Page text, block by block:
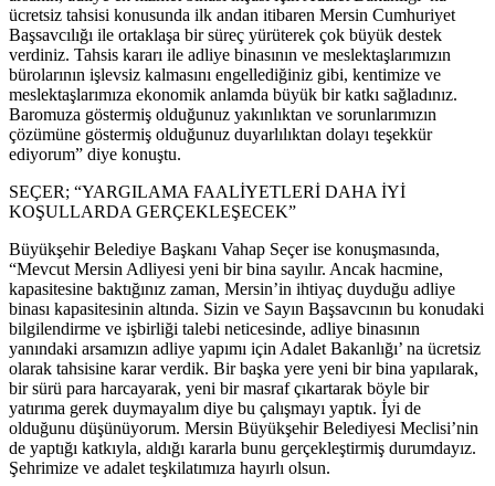
ücretsiz tahsisi konusunda ilk andan itibaren Mersin Cumhuriyet
Başsavcılığı ile ortaklaşa bir süreç yürüterek çok büyük destek
verdiniz. Tahsis kararı ile adliye binasının ve meslektaşlarımızın
bürolarının işlevsiz kalmasını engellediğiniz gibi, kentimize ve
meslektaşlarımıza ekonomik anlamda büyük bir katkı sağladınız.
Baromuza göstermiş olduğunuz yakınlıktan ve sorunlarımızın
çözümüne göstermiş olduğunuz duyarlılıktan dolayı teşekkür
ediyorum” diye konuştu.
SEÇER; “YARGILAMA FAALİYETLERİ DAHA İYİ
KOŞULLARDA GERÇEKLEŞECEK”
Büyükşehir Belediye Başkanı Vahap Seçer ise konuşmasında,
“Mevcut Mersin Adliyesi yeni bir bina sayılır. Ancak hacmine,
kapasitesine baktığınız zaman, Mersin’in ihtiyaç duyduğu adliye
binası kapasitesinin altında. Sizin ve Sayın Başsavcının bu konudaki
bilgilendirme ve işbirliği talebi neticesinde, adliye binasının
yanındaki arsamızın adliye yapımı için Adalet Bakanlığı’ na ücretsiz
olarak tahsisine karar verdik. Bir başka yere yeni bir bina yapılarak,
bir sürü para harcayarak, yeni bir masraf çıkartarak böyle bir
yatırıma gerek duymayalım diye bu çalışmayı yaptık. İyi de
olduğunu düşünüyorum. Mersin Büyükşehir Belediyesi Meclisi’nin
de yaptığı katkıyla, aldığı kararla bunu gerçekleştirmiş durumdayız.
Şehrimize ve adalet teşkilatımıza hayırlı olsun.